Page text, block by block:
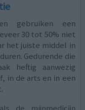
gebruiken een
30 tot 50% niet
het juiste middel in
Gedurende die
heftig aanwezig
in de arts en in een
de mijnmedicijn